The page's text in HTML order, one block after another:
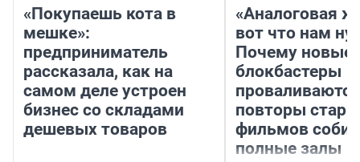
«Покупаешь кота в
мешке»:
предприниматель
рассказала, как на
самом деле устроен
бизнес со складами
дешевых товаров
«Аналоговая
вот что нам
Почему новые
блокбастеры
повторы
фильмов
полные залы